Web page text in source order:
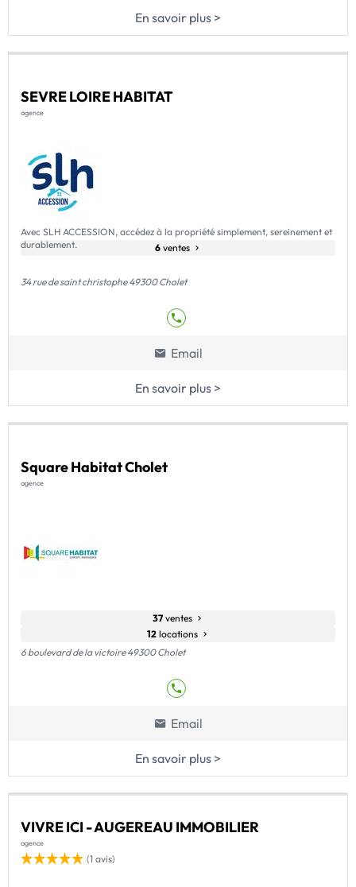
En savoir plus >
SEVRE LOIRE HABITAT
agence
Avec SLH ACCESSION, accédez à la propriété simplement, sereinement et
durablement.
6ventes
34 rue de saint christophe 49300 Cholet
Email
En savoir plus >
Square Habitat Cholet
agence
37ventes
12locations
6 boulevard de la victoire 49300 Cholet
Email
En savoir plus >
VIVRE ICI - AUGEREAU IMMOBILIER
agence
(1 avis)